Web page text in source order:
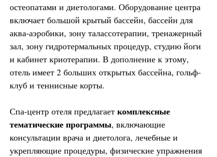
остеопатами и диетологами. Оборудование центра
включает большой крытый бассейн, бассейн для
аква-аэробики, зону талассотерапии, тренажерный
зал, зону гидротермальных процедур, студию йоги
и кабинет криотерапии. В дополнение к этому,
отель имеет 2 больших открытых бассейна, гольф-
клуб и теннисные корты.
Спа-центр отеля предлагает комплексные
тематические программы, включающие
консультации врача и диетолога, лечебные и
укрепляющие процедуры, физические упражнения